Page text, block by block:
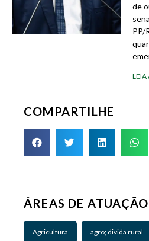
de
PP/
LEIA
COMPARTILHE
ÁREAS DE ATUAÇÃO
Agricultura agro; divida rural